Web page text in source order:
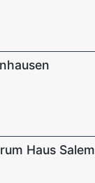
Haus Salem